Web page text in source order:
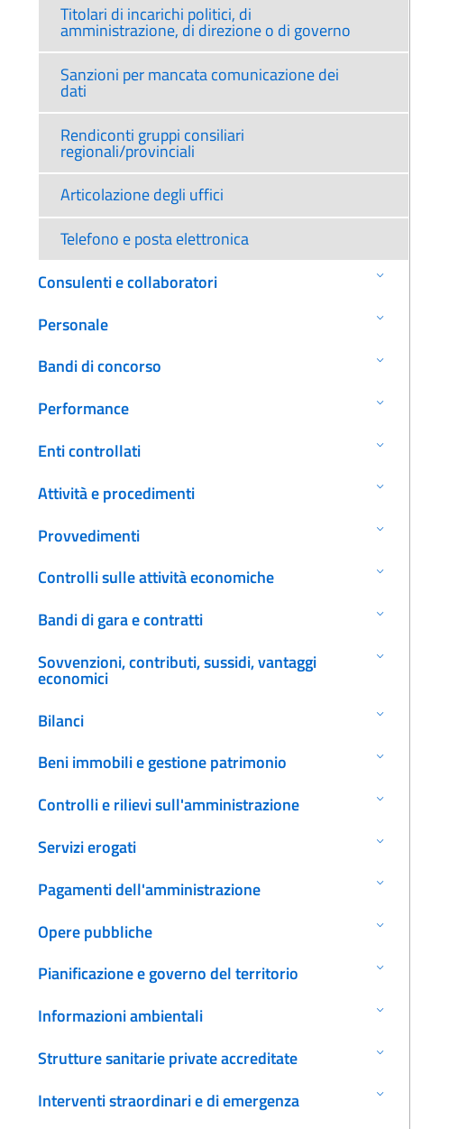
Titolari di incarichi politici, di
amministrazione, di direzione o di governo
Sanzioni per mancata comunicazione dei
dati
Rendiconti gruppi consiliari
regionali/provinciali
Articolazione degli uffici
Telefono e posta elettronica
Consulenti e collaboratori
Personale
Bandi di concorso
Performance
Enti controllati
Attività e procedimenti
Provvedimenti
Controlli sulle attività economiche
Bandi di gara e contratti
Sovvenzioni, contributi, sussidi, vantaggi
economici
Bilanci
Beni immobili e gestione patrimonio
Controlli e rilievi sull'amministrazione
Servizi erogati
Pagamenti dell'amministrazione
Opere pubbliche
Pianificazione e governo del territorio
Informazioni ambientali
Strutture sanitarie private accreditate
Interventi straordinari e di emergenza